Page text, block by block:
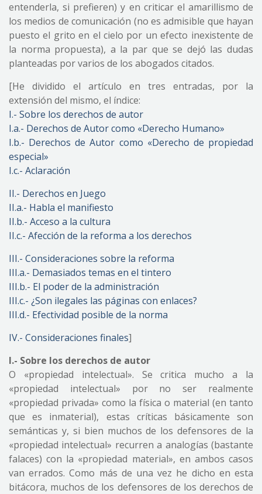
entenderla, si prefieren) y en criticar el amarillismo de
los medios de comunicación (no es admisible que hayan
puesto el grito en el cielo por un efecto inexistente de
la norma propuesta), a la par que se dejó las dudas
planteadas por varios de los abogados citados.
[He dividido el artículo en tres entradas, por la
extensión del mismo, el índice:
I.- Sobre los derechos de autor
I.a.- Derechos de Autor como «Derecho Humano»
I.b.- Derechos de Autor como «Derecho de propiedad
especial»
I.c.- Aclaración
II.- Derechos en Juego
II.a.- Habla el manifiesto
II.b.- Acceso a la cultura
II.c.- Afección de la reforma a los derechos
III.- Consideraciones sobre la reforma
III.a.- Demasiados temas en el tintero
III.b.- El poder de la administración
III.c.- ¿Son ilegales las páginas con enlaces?
III.d.- Efectividad posible de la norma
IV.- Consideraciones finales]
I.- Sobre los derechos de autor
O «propiedad intelectual». Se critica mucho a la
«propiedad intelectual» por no ser realmente
«propiedad privada» como la física o material (en tanto
que es inmaterial), estas críticas básicamente son
semánticas y, si bien muchos de los defensores de la
«propiedad intelectual» recurren a analogías (bastante
falaces) con la «propiedad material», en ambos casos
van errados. Como más de una vez he dicho en esta
bitácora, muchos de los defensores de los derechos de